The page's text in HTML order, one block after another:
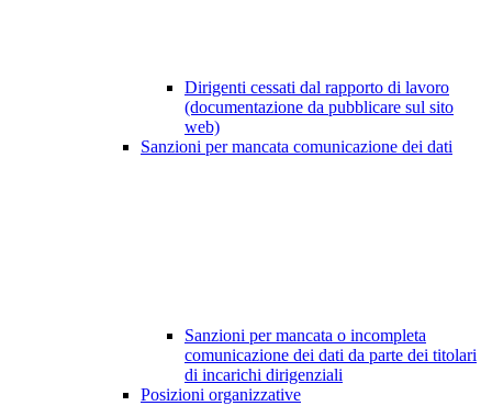
Dirigenti cessati dal rapporto di lavoro
(documentazione da pubblicare sul sito
web)
Sanzioni per mancata comunicazione dei dati
Sanzioni per mancata o incompleta
comunicazione dei dati da parte dei titolari
di incarichi dirigenziali
Posizioni organizzative